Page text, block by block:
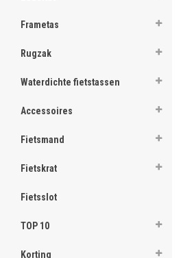
Frametas
Rugzak
Waterdichte fietstassen
Accessoires
Fietsmand
Fietskrat
Fietsslot
TOP 10
Korting